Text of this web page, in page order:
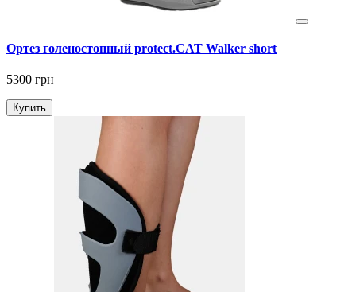
Ортез голеностопный protect.CAT Walker short
5300 грн
Купить